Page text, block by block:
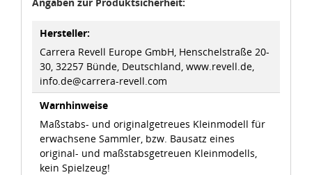
Hersteller:
Carrera Revell Europe GmbH, Henschelstraße 20-
30, 32257 Bünde, Deutschland, www.revell.de,
info.de@carrera-revell.com
Warnhinweise
Maßstabs- und originalgetreues Kleinmodell für
erwachsene Sammler, bzw. Bausatz eines
original- und maßstabsgetreuen Kleinmodells,
kein Spielzeug!